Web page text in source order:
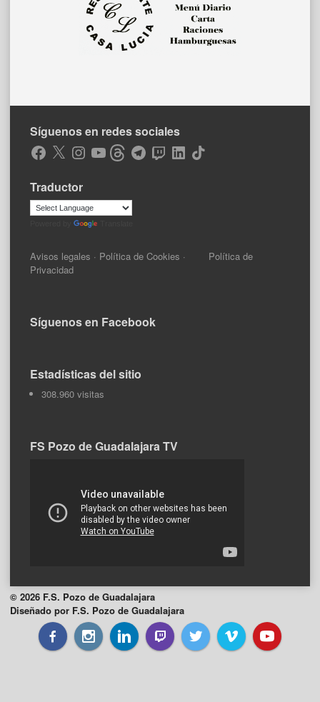
Síguenos en redes sociales
Facebook
X Instagram
YouTubeThreadsTelegramTwitchLinkedIn
TikTok
Traductor
Avisos legales · Política de Cookies · Política de
Privacidad
Síguenos en Facebook
Estadísticas del sitio
308.960 visitas
FS Pozo de Guadalajara TV
© 2026 F.S. Pozo de Guadalajara
Diseñado por F.S. Pozo de Guadalajara